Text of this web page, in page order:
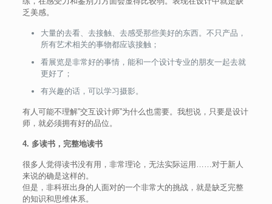
乏美感。
大量的去看、去接触、去感受那些美好的东西。不只产品，
所有艺术相关的事物都应该接触；
看展览是非常好的事情，能和一个设计专业的朋友一起去就
更好了；
有兴趣的话，可以学习摄影。
有人可能不理解”交互设计师”为什么也需要。我想说，只要是设计
师，就必须拥有好的品位。
4. 多读书，完整地读书
很多人觉得读书没有用，非常理论，无法实际运用……对于新人
来说的确是这样的。
但是，非科班出身的人面对的一个非常大的挑战，就是缺乏完整
的知识和思维体系。